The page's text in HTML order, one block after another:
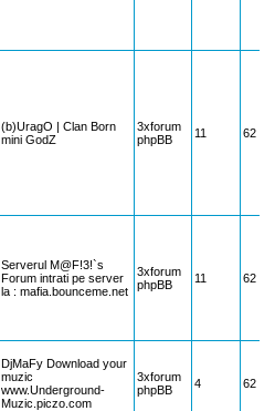
(b)UragO | Clan Born
mini GodZ
3xforum
phpBB
11 62
Serverul M@F!3!`s
Forum intrati pe server
la : mafia.bounceme.net
3xforum
phpBB
11 62
DjMaFy Download your
muzic
www.Underground-
Muzic.piczo.com
3xforum
phpBB
4 62